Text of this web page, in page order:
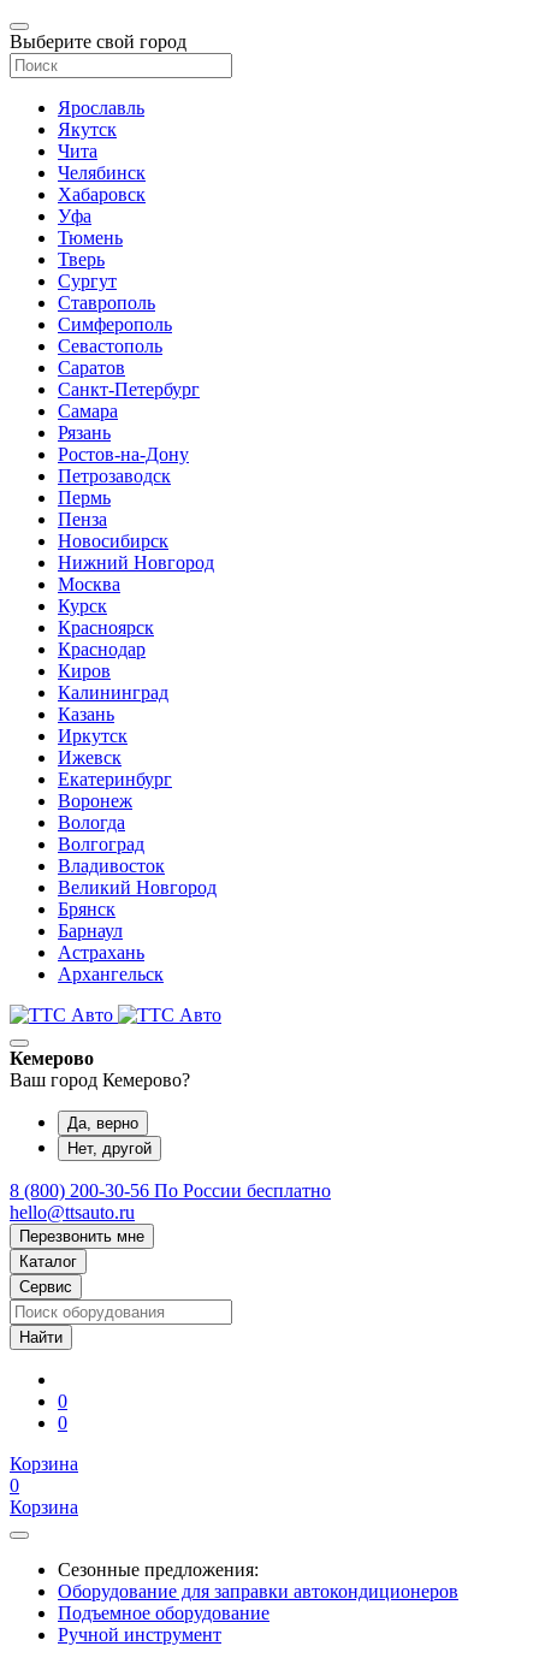
Выберите свой город
Ярославль
Якутск
Чита
Челябинск
Хабаровск
Уфа
Тюмень
Тверь
Сургут
Ставрополь
Симферополь
Севастополь
Саратов
Санкт-Петербург
Самара
Рязань
Ростов-на-Дону
Петрозаводск
Пермь
Пенза
Новосибирск
Нижний Новгород
Москва
Курск
Красноярск
Краснодар
Киров
Калининград
Казань
Иркутск
Ижевск
Екатеринбург
Воронеж
Вологда
Волгоград
Владивосток
Великий Новгород
Брянск
Барнаул
Астрахань
Архангельск
Кемерово
Ваш город Кемерово?
Да, верно
Нет, другой
8 (800) 200-30-56 По России бесплатно
hello@ttsauto.ru
Перезвонить мне
Каталог
Сервис
0
0
Корзина
0
Корзина
Сезонные предложения:
Оборудование для заправки автокондиционеров
Подъемное оборудование
Ручной инструмент